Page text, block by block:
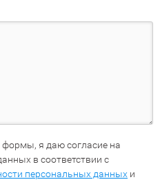
я даю согласие на
в соответствии с
персональных данных и